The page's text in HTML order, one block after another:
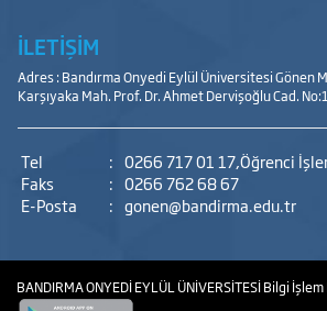
İLETİŞİM
Adres : Bandırma Onyedi Eylül Üniversitesi Gönen
Karşıyaka Mah. Prof. Dr. Ahmet Dervişoğlu Cad.
Tel : 0266 717 01 17,Öğrenci
Faks
: 0266 762 68 67
E-Posta
: gonen@bandirma.edu.tr
BANDIRMA ONYEDİ EYLÜL ÜNİVERSİTESİBilgi İşlem